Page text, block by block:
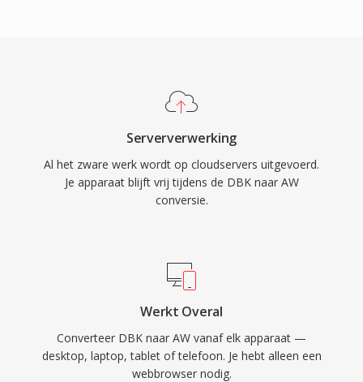
Serververwerking
Al het zware werk wordt op cloudservers uitgevoerd.
Je apparaat blijft vrij tijdens de DBK naar AW
conversie.
Werkt Overal
Converteer DBK naar AW vanaf elk apparaat —
desktop, laptop, tablet of telefoon. Je hebt alleen een
webbrowser nodig.